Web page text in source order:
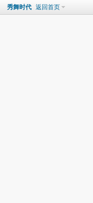
秀舞时代 返回首页